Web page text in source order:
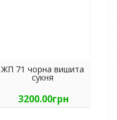
ЖП 71 чорна вишита
сукня
3200.00грн